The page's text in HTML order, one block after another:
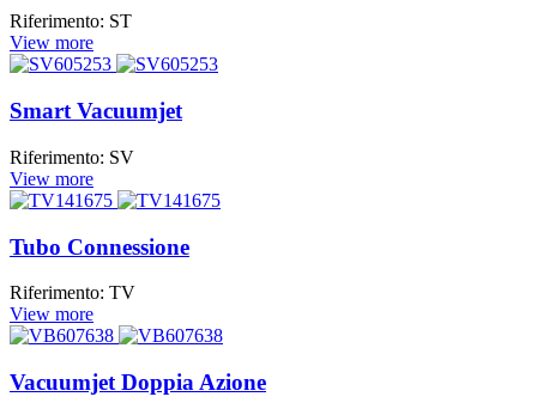
Riferimento: ST
View more
Smart Vacuumjet
Riferimento: SV
View more
Tubo Connessione
Riferimento: TV
View more
Vacuumjet Doppia Azione